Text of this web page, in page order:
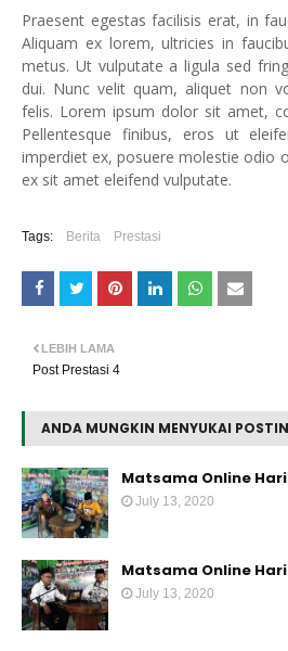
Praesent egestas facilisis erat, in
Aliquam ex lorem, ultricies in
metus. Ut vulputate a ligula sed
dui. Nunc velit quam, aliquet non
felis. Lorem ipsum dolor sit amet,
Pellentesque finibus, eros ut
imperdiet ex, posuere molestie odio
ex sit amet eleifend vulputate.
Tags: Berita Prestasi
LEBIH LAMA
Post Prestasi 4
ANDA MUNGKIN MENYUKAI
Matsama Online Hari
July 13, 2020
Matsama Online Hari
July 13, 2020